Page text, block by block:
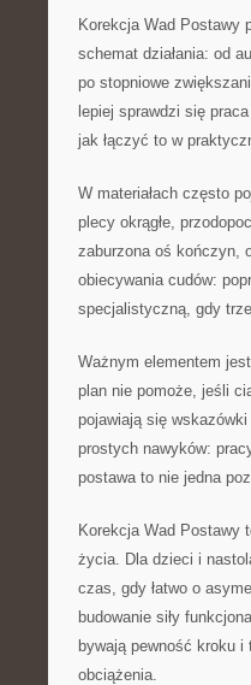
Korekcja Wad Postawy
schemat działania: od
po stopniowe
lepiej sprawdzi się
jak łączyć to w
W materiałach często
plecy okrągłe,
zaburzona oś kończyn,
obiecywania cudów:
specjalistyczną, gdy
Ważnym elementem
plan nie pomoże, jeśli
pojawiają się
prostych nawyków:
postawa to nie jedna
Korekcja Wad Postawy
życia. Dla dzieci i
czas, gdy łatwo o
budowanie siły
bywają pewność kroku
obciążenia.